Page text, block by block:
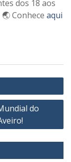
dos 18 aos
Conhece aqui
do